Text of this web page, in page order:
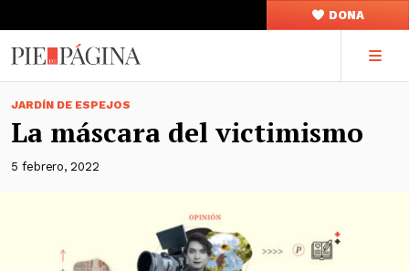
DONA
JARDÍN DE ESPEJOS
La máscara del victimismo
5 febrero, 2022